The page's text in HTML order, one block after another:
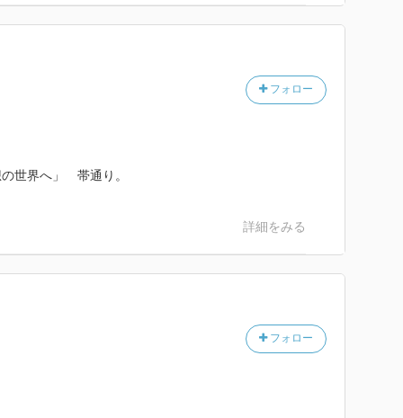
フォロー
世界へ」 帯通り。
詳細をみる
フォロー